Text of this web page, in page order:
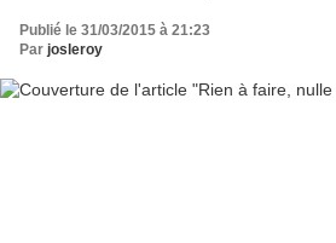
Publié le 31/03/2015 à 21:23
Par josleroy